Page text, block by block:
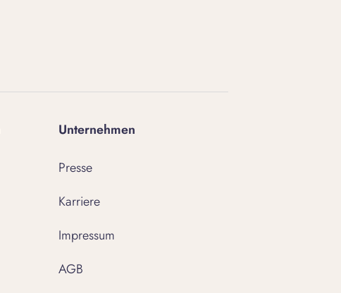
Unternehmen
Presse
Karriere
Impressum
AGB